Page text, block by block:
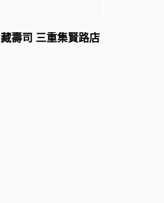
藏壽司 三重集賢路店